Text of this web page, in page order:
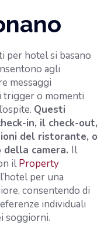
per hotel si basano
agli
messaggi
trigger o momenti
Questi
in, il check-out,
del ristorante, o
camera. Il
ilProperty
per una
consentendo di
individuali
soggiorni.